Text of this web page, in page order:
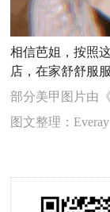
相信芭姐，按照
店，在家舒舒服
部分美甲图片由
图文整理：Everay